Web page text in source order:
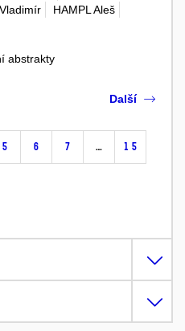
HAMPL Aleš
abstrakty
5 6 7 … 15
Další